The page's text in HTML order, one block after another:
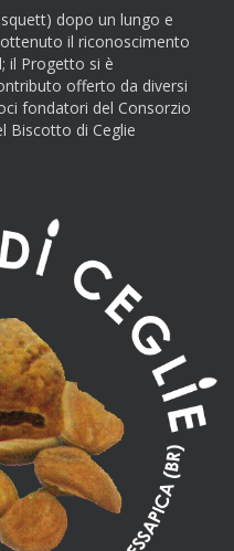
dopo un lungo e
il riconoscimento
il Progetto si è
offerto da diversi
fondatori del Consorzio
Biscotto di Ceglie